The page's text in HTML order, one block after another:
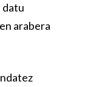
datu
arabera